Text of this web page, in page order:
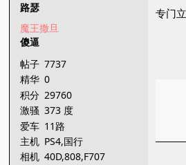
路瑟
魔王撒旦
傻逼
帖子 7737
精华 0
积分 29760
激骚 373 度
爱车 11路
主机 PS4,国行
X1,PSV,3DS,XBOX36
相机 40D,808,F707
专门